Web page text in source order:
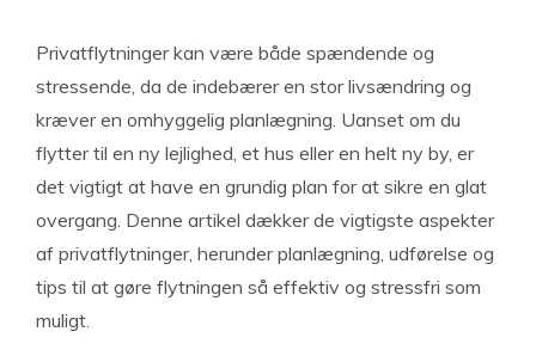
Privatflytninger kan være både spændende og
stressende, da de indebærer en stor livsændring og
kræver en omhyggelig planlægning. Uanset om du
flytter til en ny lejlighed, et hus eller en helt ny by, er
det vigtigt at have en grundig plan for at sikre en glat
overgang. Denne artikel dækker de vigtigste aspekter
af privatflytninger, herunder planlægning, udførelse og
tips til at gøre flytningen så effektiv og stressfri som
muligt.